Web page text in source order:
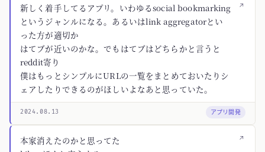
↗
新しく着手してるアプリ。いわゆるsocial bookmarking
というジャンルになる。あるいはlink aggregatorとい
った方が適切か
はてブが近いのかな。でもはてブはどちらかと言うと
reddit寄り
僕はもっとシンプルにURLの一覧をまとめておいたりシ
ェアしたりできるのがほしいよなあと思っていた。
2024.08.13 アプリ開発
↗
本家消えたのかと思ってた